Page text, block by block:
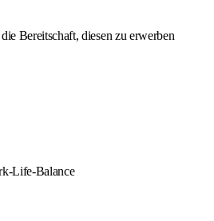
Bereitschaft, diesen zu erwerben
Life-Balance